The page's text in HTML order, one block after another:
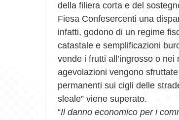
della filiera corta e del
Fiesa Confesercenti una
infatti, godono di un regime
catastale e semplificazioni
vende i frutti all’ingrosso o
agevolazioni vengono
permanenti sui cigli delle
sleale” viene superato.
“Il danno economico per i